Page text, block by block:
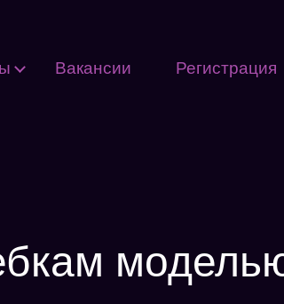
Вакансии Регистрация